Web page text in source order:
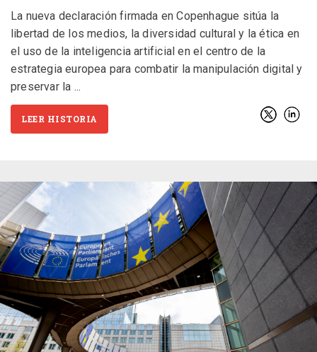
La nueva declaración firmada en Copenhague sitúa la
libertad de los medios, la diversidad cultural y la ética en
el uso de la inteligencia artificial en el centro de la
estrategia europea para combatir la manipulación digital y
preservar la
LEER HISTORIA